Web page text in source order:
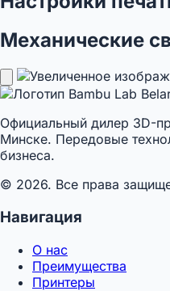
Механические
Официальный дилер 3D-
Минске. Передовые
бизнеса.
© 2026. Все права
Навигация
О нас
Преимущества
Принтеры